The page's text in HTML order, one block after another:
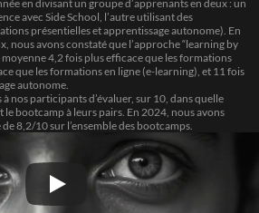
en divisant un groupe d’apprenants en deux : un
avec Side School, l’autre utilisant des
présentielles et apprentissage autonome). En
nous avons constaté que l’approche “learning by
moyenne 4,2 fois plus efficace que les formations
que les formations en ligne (e-learning), et 11 fois
autonome.
nos participants d’évaluer, sur 10, dans quelle
bootcamp à leurs pairs. En 2024, nous avons
8,2/10 sur l’ensemble des bootcamps.